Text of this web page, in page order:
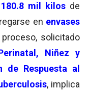
180.8 mil kilosde
en envases
solicitado
Niñez y
de Respuesta al
, implica